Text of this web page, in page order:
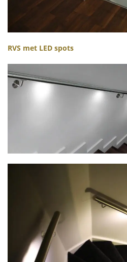
RVS met LED spots